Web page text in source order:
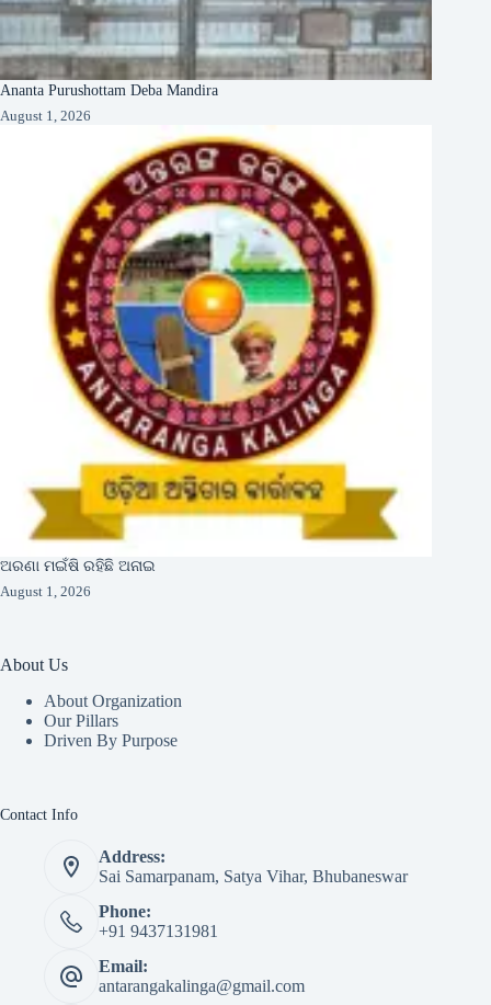
Ananta Purushottam Deba Mandira
August 1, 2026
ଅରଣା ମଇଁଷି ରହିଛି ଅନାଇ
August 1, 2026
About Us
About Organization
Our Pillars
Driven By Purpose​
Contact Info
Address:
Sai Samarpanam, Satya Vihar, Bhubaneswar
Phone:
+91 9437131981
Email:
antarangakalinga@gmail.com